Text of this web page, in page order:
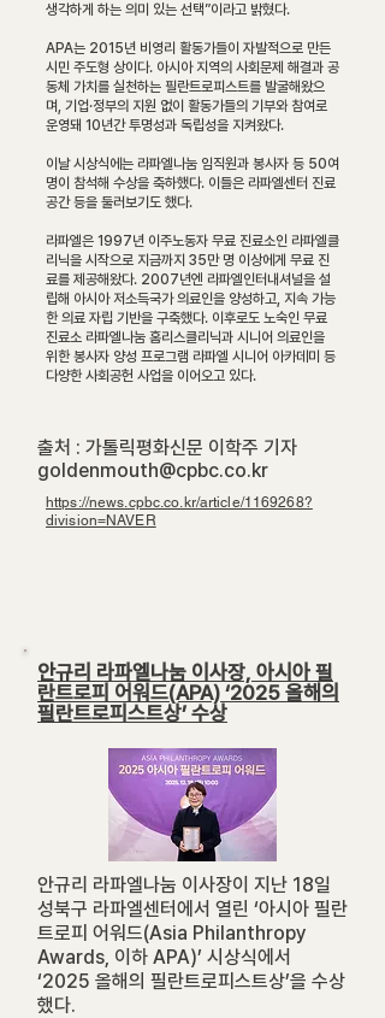
생각하게 하는 의미 있는 선택”이라고 밝혔다.
APA는 2015년 비영리 활동가들이 자발적으로 만든
시민 주도형 상이다. 아시아 지역의 사회문제 해결과 공
동체 가치를 실천하는 필란트로피스트를 발굴해왔으
며, 기업·정부의 지원 없이 활동가들의 기부와 참여로
운영돼 10년간 투명성과 독립성을 지켜왔다.
이날 시상식에는 라파엘나눔 임직원과 봉사자 등 50여
명이 참석해 수상을 축하했다. 이들은 라파엘센터 진료
공간 등을 둘러보기도 했다.
라파엘은 1997년 이주노동자 무료 진료소인 라파엘클
리닉을 시작으로 지금까지 35만 명 이상에게 무료 진
료를 제공해왔다. 2007년엔 라파엘인터내셔널을 설
립해 아시아 저소득국가 의료인을 양성하고, 지속 가능
한 의료 자립 기반을 구축했다. 이후로도 노숙인 무료
진료소 라파엘나눔 홈리스클리닉과 시니어 의료인을
위한 봉사자 양성 프로그램 라파엘 시니어 아카데미 등
다양한 사회공헌 사업을 이어오고 있다.
출처 : 가톨릭평화신문 이학주 기자
goldenmouth@cpbc.co.kr
https://news.cpbc.co.kr/article/1169268?
division=NAVER
안규리 라파엘나눔 이사장, 아시아 필
란트로피 어워드(APA) ‘2025 올해의
필란트로피스트상’ 수상
안규리 라파엘나눔 이사장이 지난 18일
성북구 라파엘센터에서 열린 ‘아시아 필란
트로피 어워드(Asia Philanthropy
Awards, 이하 APA)’ 시상식에서
‘2025 올해의 필란트로피스트상’을 수상
했다.